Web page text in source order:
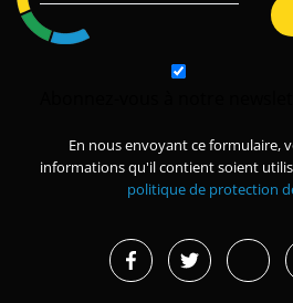
En nous envoyant ce formulaire,
informations qu'il contient soient
politique de protection